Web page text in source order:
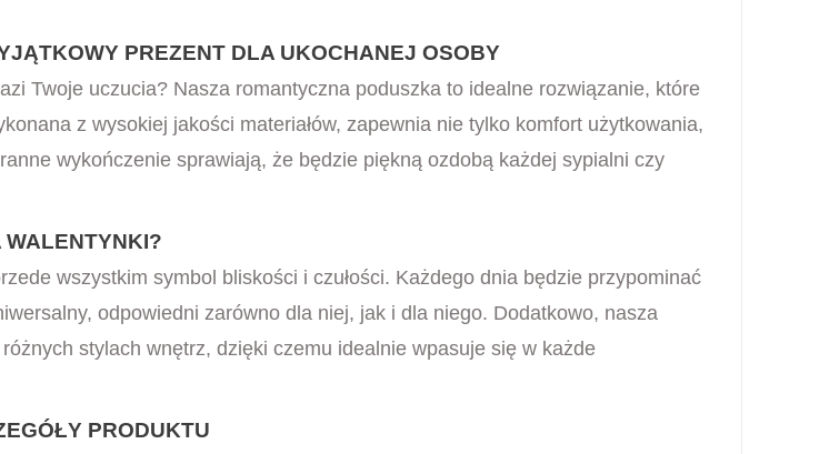
PREZENT DLA UKOCHANEJ OSOBY
Twoje uczucia? Nasza romantyczna poduszka to idealne rozwiązanie, które
z wysokiej jakości materiałów, zapewnia nie tylko komfort użytkowania,
wykończenie sprawiają, że będzie piękną ozdobą każdej sypialni czy
WALENTYNKI?
wszystkim symbol bliskości i czułości. Każdego dnia będzie przypominać
odpowiedni zarówno dla niej, jak i dla niego. Dodatkowo, nasza
stylach wnętrz, dzięki czemu idealnie wpasuje się w każde
PRODUKTU